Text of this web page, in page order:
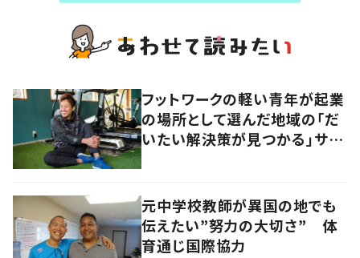
フットワークの軽い青年が起業
の場所として選んだ地域の「だ
いたい解決策が見つかる」サイ
元中学校教師が異国の地でも
伝えたい”努力の大切さ” 体
育通じ国際協力